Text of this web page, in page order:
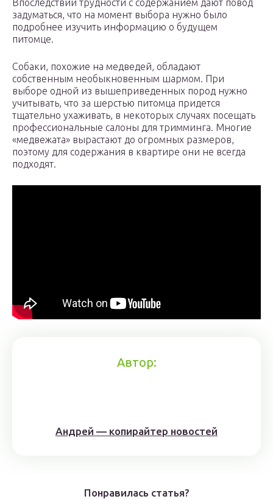
Впоследствии трудности с содержанием дают повод
задуматься, что на момент выбора нужно было
подробнее изучить информацию о будущем
питомце.
Собаки, похожие на медведей, обладают
собственным необыкновенным шармом. При
выборе одной из вышеприведенных пород нужно
учитывать, что за шерстью питомца придется
тщательно ухаживать, в некоторых случаях посещать
профессиональные салоны для тримминга. Многие
«медвежата» вырастают до огромных размеров,
поэтому для содержания в квартире они не всегда
подходят.
Автор:
Андрей — копирайтер новостей
Понравилась статья?